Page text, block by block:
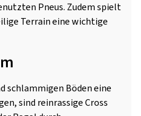
Pneus. Zudem spielt
Terrain eine wichtige
schlammigen Böden eine
sind reinrassige Cross